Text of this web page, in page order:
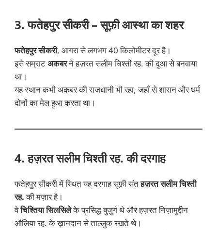
3. फतेहपुर सीकरी – सूफ़ी आस्था का शहर
फतेहपुर सीकरी, आगरा से लगभग 40 किलोमीटर दूर है।
इसे सम्राटअकबरने हज़रत सलीम चिश्ती रह. की दुआ से बनवाया
था।
यह स्थान कभी अकबर की राजधानी भी रहा, जहाँ से शासन और धर्म
दोनों का मेल हुआ करता था।
4. हज़रत सलीम चिश्ती रह. की दरगाह
फतेहपुर सीकरी में स्थित यह दरगाह सूफ़ी संतहज़रत सलीम चिश्ती
रह.की मज़ार है।
वेचिश्तिया सिलसिलेके प्रसिद्ध बुज़ुर्ग थे और हज़रत निज़ामुद्दीन
औलिया रह. के ख़ानदान से ताल्लुक रखते थे।